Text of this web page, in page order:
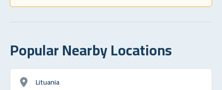
Popular Nearby Locations
Lituania